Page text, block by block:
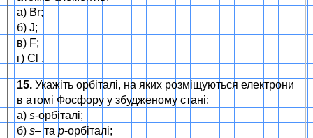
а) Br;
б) J;
в) F;
г) Cl .
15. Укажіть орбіталі, на яких розміщуються електрони
в атомі Фосфору у збудженому стані:
а) s-орбіталі;
б) s– та p-орбіталі;